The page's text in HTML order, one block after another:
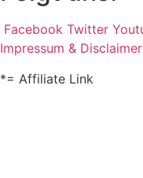
Facebook Twitter
Impressum & Disclaimer
*= Affiliate Link